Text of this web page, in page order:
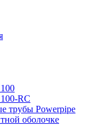
RC
трубы Powerpipe
оболочке